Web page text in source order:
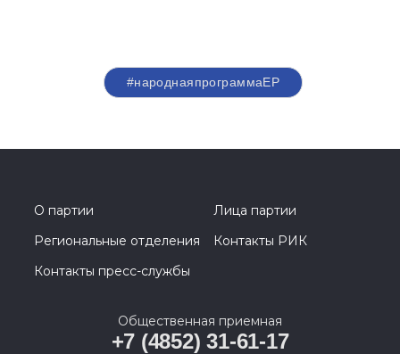
#народнаяпрограммаЕР
О партии
Лица партии
Региональные отделения
Контакты РИК
Контакты пресс-службы
Общественная приемная
+7 (4852) 31-61-17